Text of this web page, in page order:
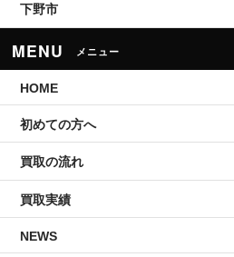
下野市
MENU メニュー
HOME
初めての方へ
買取の流れ
買取実績
NEWS